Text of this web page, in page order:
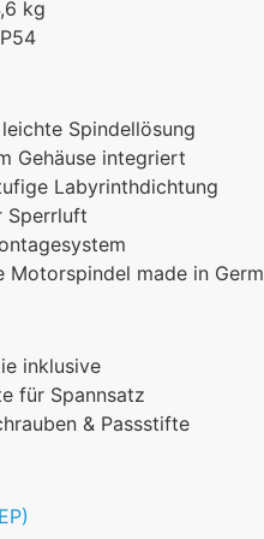
kg
Spindellösung
Gehäuse integriert
Labyrinthdichtung
Sperrluft
Motorspindel made in
inklusive
für Spannsatz
& Passstifte